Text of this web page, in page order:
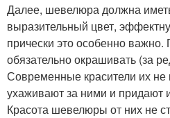
Далее, шевелюра должна
выразительный цвет,
прически это особенно
обязательно окрашивать (за
Современные красители их не
ухаживают за ними и придают
Красота шевелюры от них не